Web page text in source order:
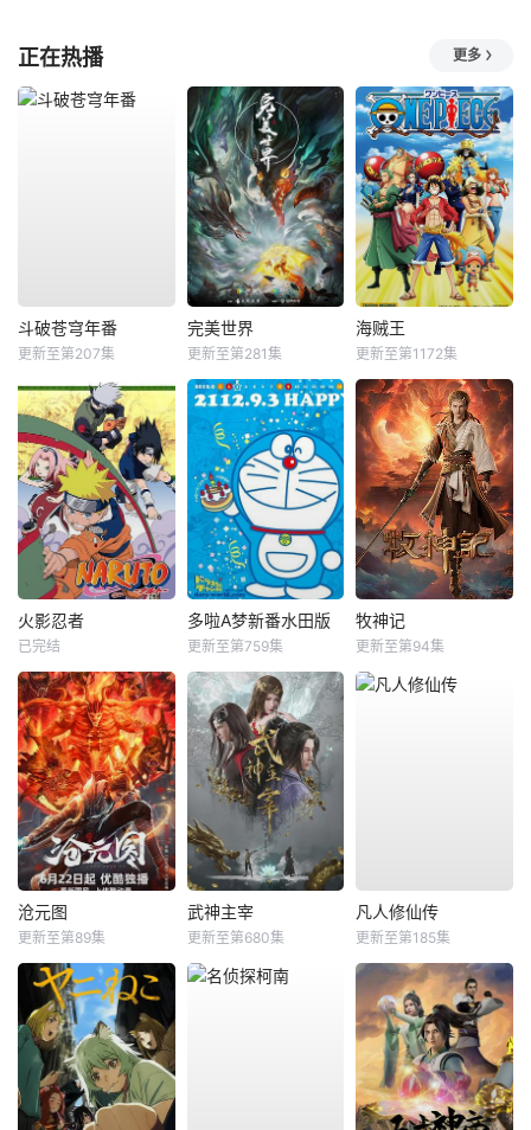
正在热播 更多
斗破苍穹年番
更新至第207集
完美世界
更新至第281集
海贼王
更新至第1172集
火影忍者
已完结
多啦A梦新番水田版
更新至第759集
牧神记
更新至第94集
沧元图
更新至第89集
武神主宰
更新至第680集
凡人修仙传
更新至第185集